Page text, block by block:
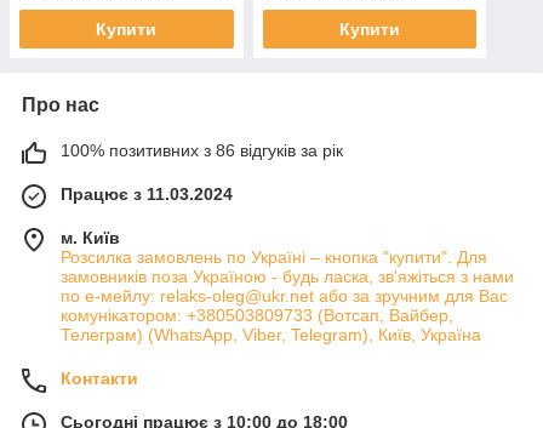
Купити Купити
Про нас
100% позитивних з 86 відгуків за рік
Працює з 11.03.2024
м. Київ
Розсилка замовлень по Україні – кнопка "купити". Для
замовників поза Україною - будь ласка, зв'яжіться з нами
по е-мейлу: relaks-oleg@ukr.net або за зручним для Вас
комунікатором: +380503809733 (Вотсап, Вайбер,
Телеграм) (WhatsApp, Viber, Telegram), Київ, Україна
Контакти
Сьогодні працює з 10:00 до 18:00